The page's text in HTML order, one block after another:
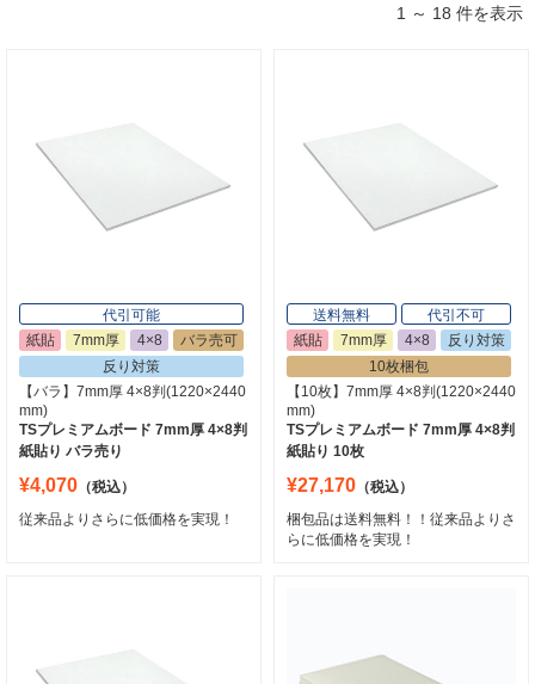
1 ～ 18 件を表示
代引可能
紙貼
7mm厚 4×8
バラ売可
反り対策
【バラ】7mm厚 4×8判(1220×2440
mm)
TSプレミアムボード 7mm厚 4×8判
紙貼り バラ売り
¥4,070 （税込）
従来品よりさらに低価格を実現！
送料無料
代引不可
紙貼
7mm厚 4×8
反り対策
10枚梱包
【10枚】7mm厚 4×8判(1220×2440
mm)
TSプレミアムボード 7mm厚 4×8判
紙貼り 10枚
¥27,170 （税込）
梱包品は送料無料！！従来品よりさ
らに低価格を実現！